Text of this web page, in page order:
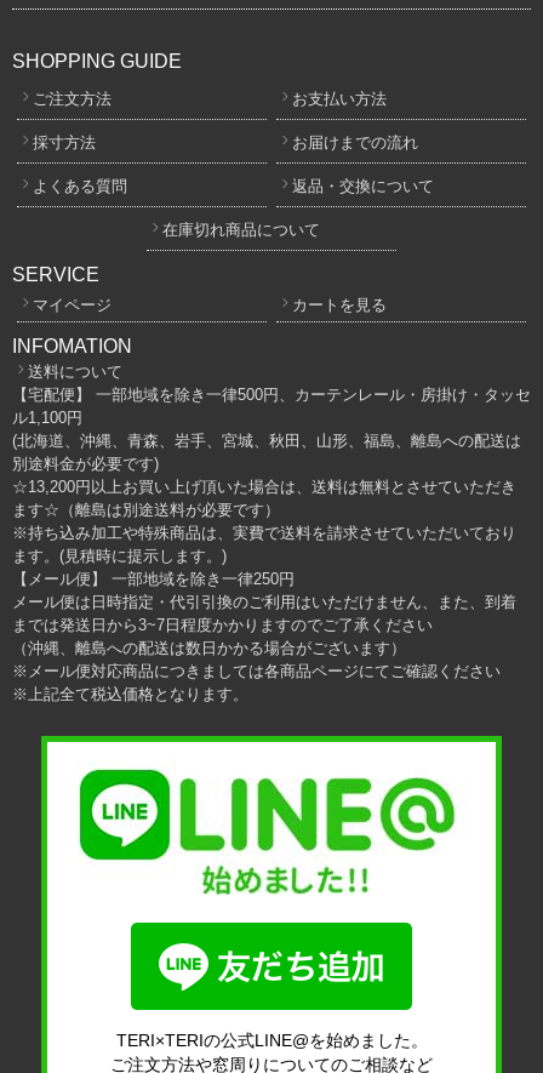
SHOPPING GUIDE
ご注文方法 お支払い方法
採寸方法 お届けまでの流れ
よくある質問 返品・交換について
在庫切れ商品について
SERVICE
マイページ カートを見る
INFOMATION
送料について
【宅配便】 一部地域を除き一律500円、カーテンレール・房掛け・タッセ
ル1,100円
(北海道、沖縄、青森、岩手、宮城、秋田、山形、福島、離島への配送は
別途料金が必要です)
☆13,200円以上お買い上げ頂いた場合は、送料は無料とさせていただき
ます☆（離島は別途送料が必要です）
※持ち込み加工や特殊商品は、実費で送料を請求させていただいており
ます。(見積時に提示します。)
【メール便】 一部地域を除き一律250円
メール便は日時指定・代引引換のご利用はいただけません、また、到着
までは発送日から3~7日程度かかりますのでご了承ください
（沖縄、離島への配送は数日かかる場合がございます）
※メール便対応商品につきましては各商品ページにてご確認ください
※上記全て税込価格となります。
TERI×TERIの公式LINE@を始めました。
ご注文方法や窓周りについてのご相談など